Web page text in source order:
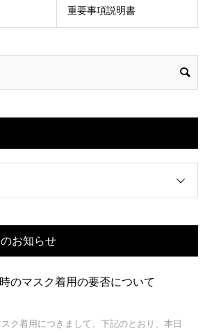
重要事項説明書
お知らせ
のマスク着用の要否について
ク着用につきまして、下記のとおり、本日